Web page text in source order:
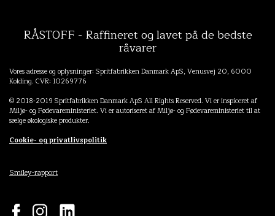
RÅSTOFF - Raffineret og lavet på de bedste
råvarer
Vores adresse og oplysninger: Spritfabrikken Danmark ApS, Venusvej 20, 6000
Kolding. CVR: 10269776
© 2018-2019 Spritfabrikken Danmark ApS All Rights Reserved. Vi er inspiceret af
Miljø- og Fødevareministeriet. Vi er autoriseret af Miljø- og Fødevareministeriet til at
sælge økologiske produkter.
Cookie- og privatlivspolitik
Smiley-rapport